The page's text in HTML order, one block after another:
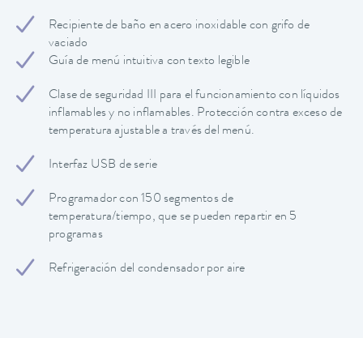
Recipiente de baño en acero inoxidable con grifo de
vaciado
Guía de menú intuitiva con texto legible
Clase de seguridad III para el funcionamiento con líquidos
inflamables y no inflamables. Protección contra exceso de
temperatura ajustable a través del menú.
Interfaz USB de serie
Programador con 150 segmentos de
temperatura/tiempo, que se pueden repartir en 5
programas
Refrigeración del condensador por aire